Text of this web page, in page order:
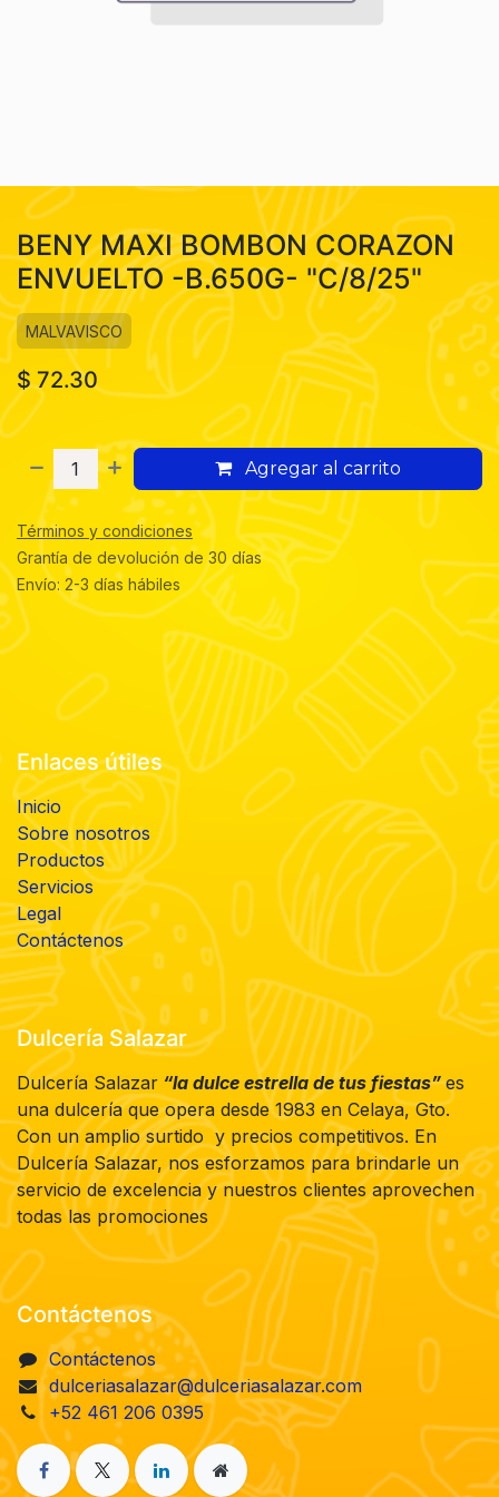
BENY MAXI BOMBON CORAZON
ENVUELTO -B.650G- "C/8/25"
MALVAVISCO
$72.30
Agregar al carrito
Términos y condiciones
Grantía de devolución de 30 días
Envío: 2-3 días hábiles
Enlaces útiles
Inicio
Sobre nosotros
Productos
Servicios
Legal
Contáctenos
Dulcería Salazar
Dulcería Salazar “la dulce estrella de tus fiestas”es
una dulcería que opera desde 1983 en Celaya, Gto.
Con un amplio surtido y precios competitivos. En
Dulcería Salazar, nos esforzamos para brindarle un
servicio de excelencia y nuestros clientes aprovechen
todas las promociones
Contáctenos
Contáctenos
dulceriasalazar@dulceriasalazar.com
+52 461 206 0395